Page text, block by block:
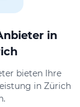
in
bieten Ihre
in Zürich